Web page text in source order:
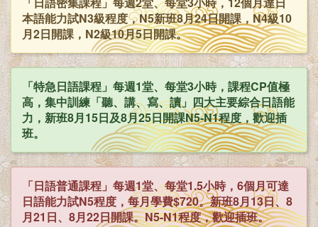
本語能力試N3級程度，N5新班8月24日開課，N4級10
月2日開課，N2級10月5日開課。
「特急日語課程」每週1堂、每堂3小時，課程CP值極
高，集中訓練「聽、講、寫、讀」四大主要綜合日語能
力，新班8月15日及8月25日開課N5-N1程度，歡迎插
班。
「日語普通課程」每週1堂、每堂1.5小時，6個月可達
日語能力試N5程度，每月學費$720。新班8月13日、8
月21日、8月22日開課。N5-N1程度，歡迎插班。